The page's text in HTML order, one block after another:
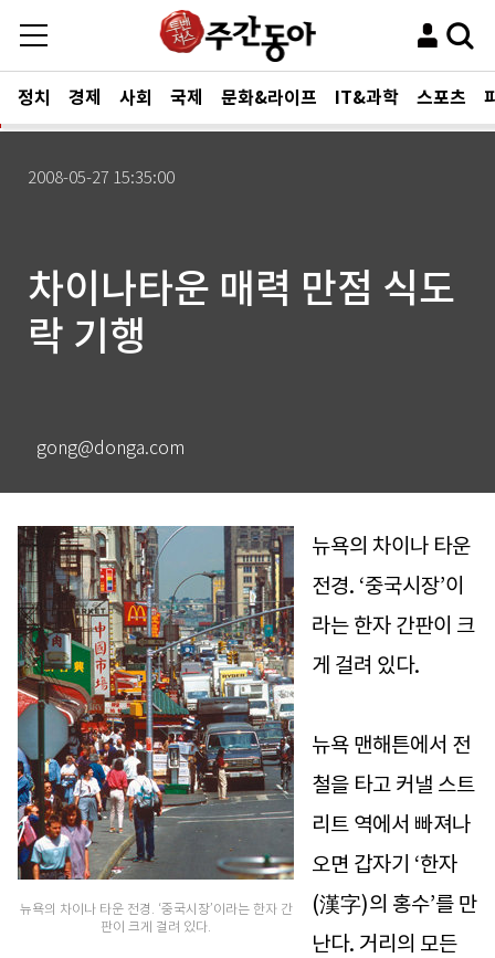
정치 경제 사회 국제 문화&라이프 IT&과학 스포츠
2008-05-27 15:35:00
차이나타운 매력 만점 식도
락 기행
gong@donga.com
뉴욕의 차이나 타운 전경. ‘중국시장’이라는 한자 간
판이 크게 걸려 있다.
뉴욕의 차이나 타운
전경. ‘중국시장’이
라는 한자 간판이 크
게 걸려 있다.
뉴욕 맨해튼에서 전
철을 타고 커낼 스트
리트 역에서 빠져나
오면 갑자기 ‘한자
(漢字)의 홍수’를 만
난다. 거리의 모든